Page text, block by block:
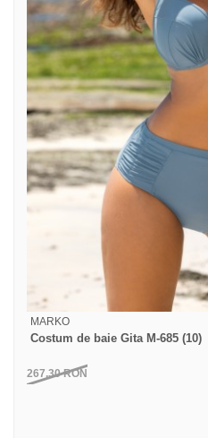
MARKO
Costum de baie Gita M-685 (10)
267,30RON